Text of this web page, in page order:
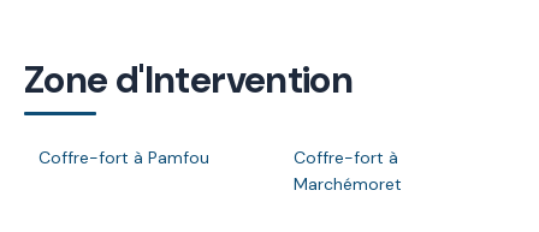
Zone d'Intervention
Coffre-fort à Pamfou
Coffre-fort à
Marchémoret